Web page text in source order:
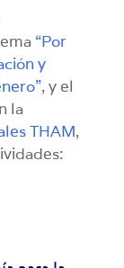
“Por
y
, y el
la
THAM,